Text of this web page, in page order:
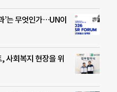
’는 무엇인가…UN이
사회복지 현장을 위